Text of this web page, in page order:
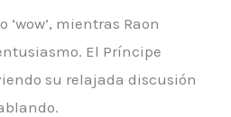
mientras Raon
El Príncipe
su relajada discusión